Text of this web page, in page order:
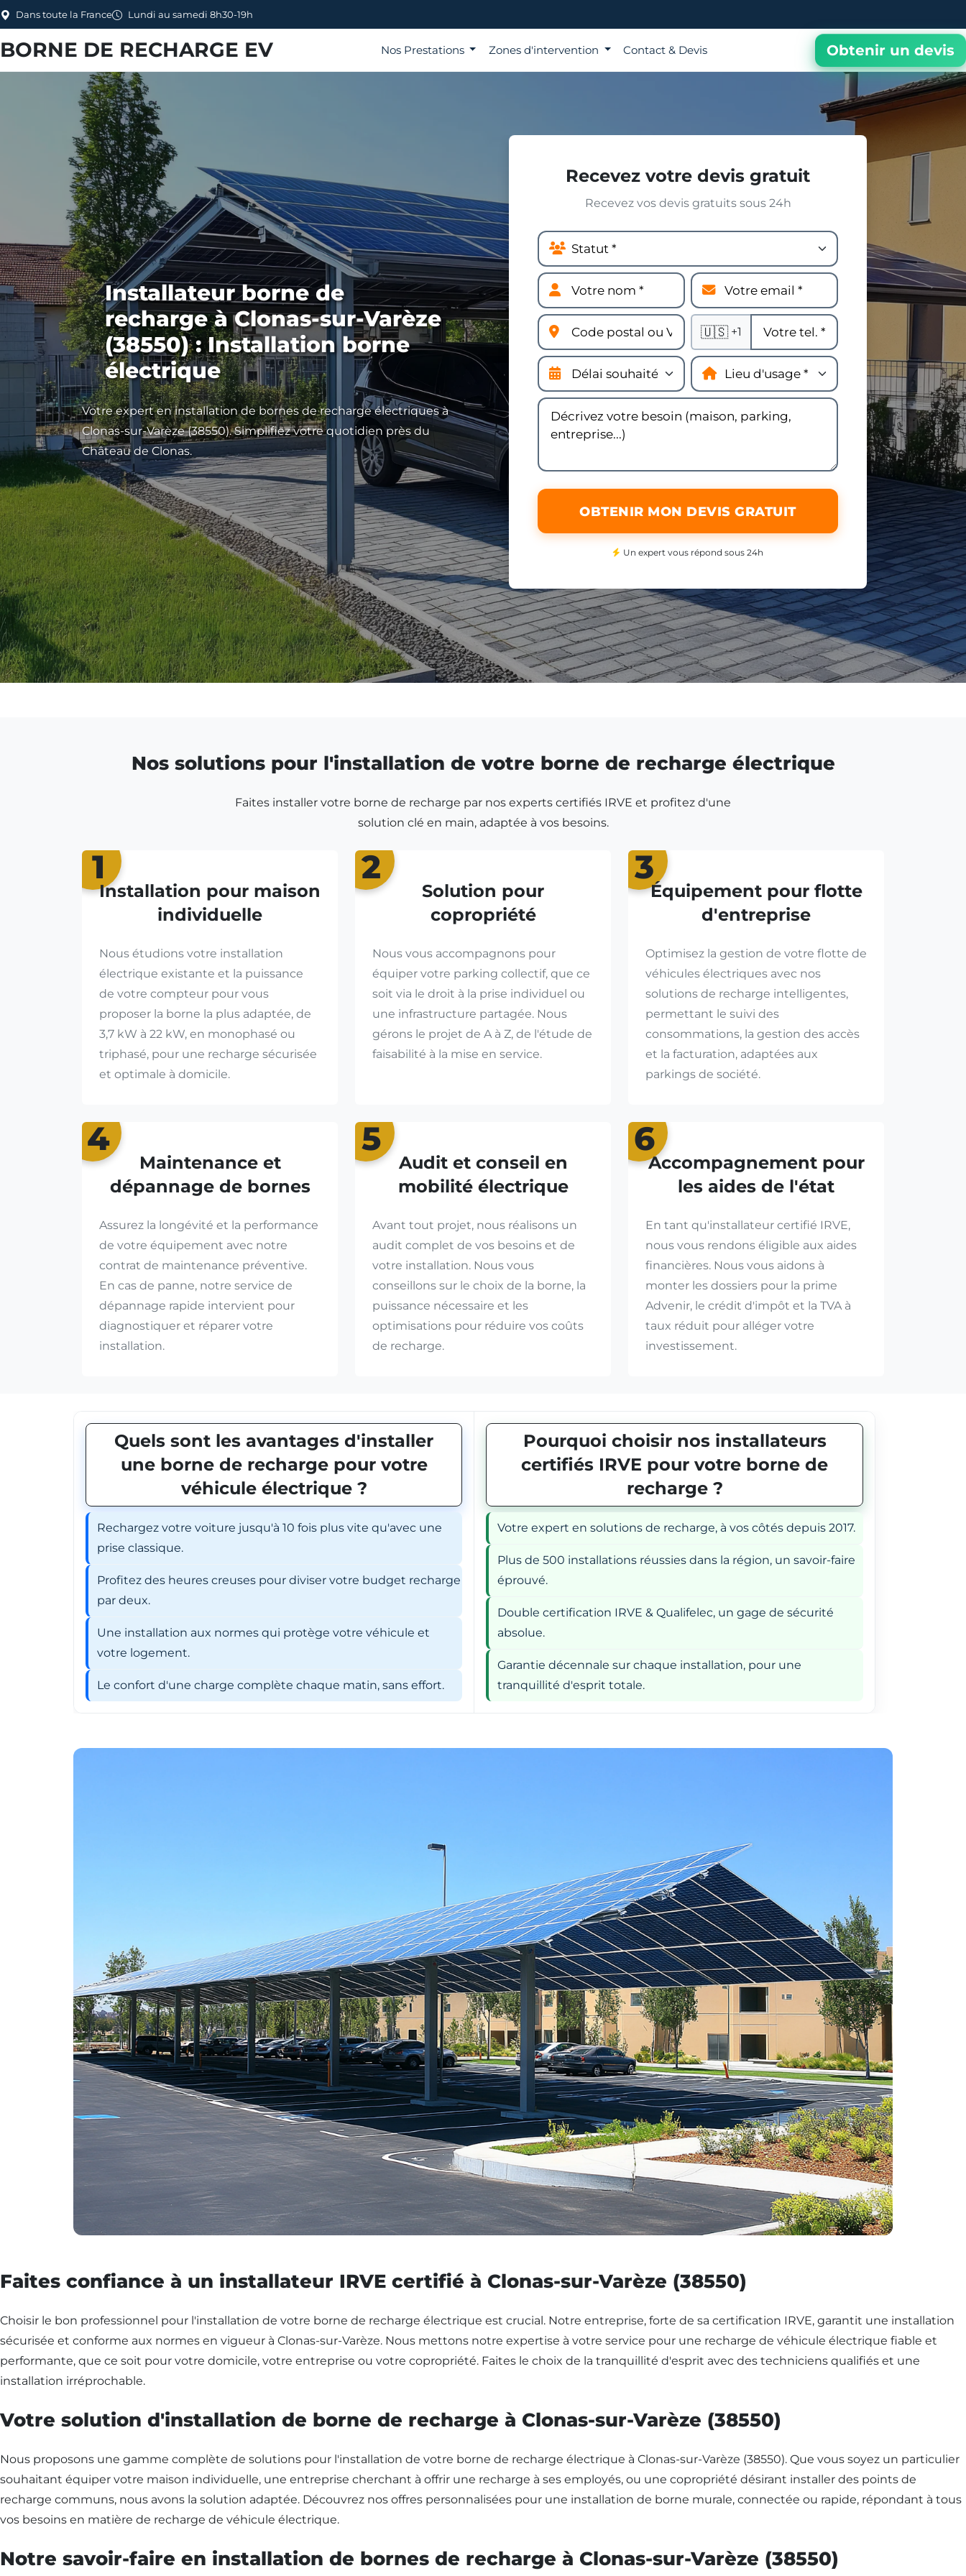
Dans toute la France Lundi au samedi 8h30-19h
BORNE DE RECHARGE EV Nos Prestations Zones d'intervention Contact & Devis Obtenir un devis
Installateur borne de
recharge à Clonas-sur-Varèze
(38550) : Installation borne
électrique
Votre expert en installation de bornes de recharge électriques à
Clonas-sur-Varèze (38550). Simplifiez votre quotidien près du
Château de Clonas.
Recevez votre devis gratuit
Recevez vos devis gratuits sous 24h
🇺🇸 +1
OBTENIR MON DEVIS GRATUIT
Un expert vous répond sous 24h
Nos solutions pour l'installation de votre borne de recharge électrique
Faites installer votre borne de recharge par nos experts certifiés IRVE et profitez d'une
solution clé en main, adaptée à vos besoins.
1
Installation pour maison
individuelle
Nous étudions votre installation
électrique existante et la puissance
de votre compteur pour vous
proposer la borne la plus adaptée, de
3,7 kW à 22 kW, en monophasé ou
triphasé, pour une recharge sécurisée
et optimale à domicile.
2
Solution pour
copropriété
Nous vous accompagnons pour
équiper votre parking collectif, que ce
soit via le droit à la prise individuel ou
une infrastructure partagée. Nous
gérons le projet de A à Z, de l'étude de
faisabilité à la mise en service.
3
Équipement pour flotte
d'entreprise
Optimisez la gestion de votre flotte de
véhicules électriques avec nos
solutions de recharge intelligentes,
permettant le suivi des
consommations, la gestion des accès
et la facturation, adaptées aux
parkings de société.
4
Maintenance et
dépannage de bornes
Assurez la longévité et la performance
de votre équipement avec notre
contrat de maintenance préventive.
En cas de panne, notre service de
dépannage rapide intervient pour
diagnostiquer et réparer votre
installation.
5
Audit et conseil en
mobilité électrique
Avant tout projet, nous réalisons un
audit complet de vos besoins et de
votre installation. Nous vous
conseillons sur le choix de la borne, la
puissance nécessaire et les
optimisations pour réduire vos coûts
de recharge.
6
Accompagnement pour
les aides de l'état
En tant qu'installateur certifié IRVE,
nous vous rendons éligible aux aides
financières. Nous vous aidons à
monter les dossiers pour la prime
Advenir, le crédit d'impôt et la TVA à
taux réduit pour alléger votre
investissement.
Quels sont les avantages d'installer
une borne de recharge pour votre
véhicule électrique ?
Rechargez votre voiture jusqu'à 10 fois plus vite qu'avec une
prise classique.
Profitez des heures creuses pour diviser votre budget recharge
par deux.
Une installation aux normes qui protège votre véhicule et
votre logement.
Le confort d'une charge complète chaque matin, sans effort.
Pourquoi choisir nos installateurs
certifiés IRVE pour votre borne de
recharge ?
Votre expert en solutions de recharge, à vos côtés depuis 2017.
Plus de 500 installations réussies dans la région, un savoir-faire
éprouvé.
Double certification IRVE & Qualifelec, un gage de sécurité
absolue.
Garantie décennale sur chaque installation, pour une
tranquillité d'esprit totale.
Faites confiance à un installateur IRVE certifié à Clonas-sur-Varèze (38550)
Choisir le bon professionnel pour l'installation de votre borne de recharge électrique est crucial. Notre entreprise, forte de sa certification IRVE, garantit une installation
sécurisée et conforme aux normes en vigueur à Clonas-sur-Varèze. Nous mettons notre expertise à votre service pour une recharge de véhicule électrique fiable et
performante, que ce soit pour votre domicile, votre entreprise ou votre copropriété. Faites le choix de la tranquillité d'esprit avec des techniciens qualifiés et une
installation irréprochable.
Votre solution d'installation de borne de recharge à Clonas-sur-Varèze (38550)
Nous proposons une gamme complète de solutions pour l'installation de votre borne de recharge électrique à Clonas-sur-Varèze (38550). Que vous soyez un particulier
souhaitant équiper votre maison individuelle, une entreprise cherchant à offrir une recharge à ses employés, ou une copropriété désirant installer des points de
recharge communs, nous avons la solution adaptée. Découvrez nos offres personnalisées pour une installation de borne murale, connectée ou rapide, répondant à tous
vos besoins en matière de recharge de véhicule électrique.
Notre savoir-faire en installation de bornes de recharge à Clonas-sur-Varèze (38550)